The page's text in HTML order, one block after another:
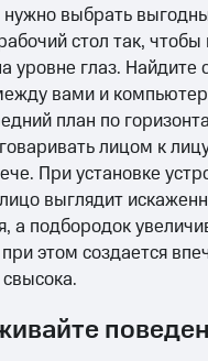
выбрать
стол так,
уровне глаз. Найдите
вами и
план по
лицом к
При установке
выглядит
а подбородок
этом создается